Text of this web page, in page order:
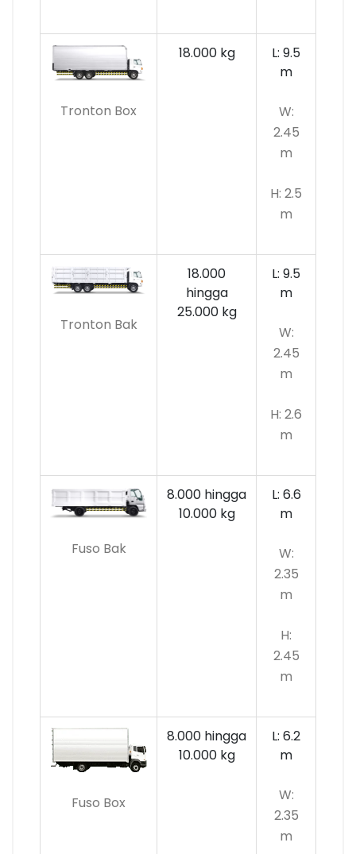
Tronton Box
18.000 kg
L: 9.5
m
W:
2.45
m
H: 2.5
m
Tronton Bak
18.000
hingga
25.000 kg
L: 9.5
m
W:
2.45
m
H: 2.6
m
Fuso Bak
8.000 hingga
10.000kg
L: 6.6
m
W:
2.35
m
H:
2.45
m
Fuso Box
8.000 hingga
10.000 kg
L: 6.2
m
W:
2.35
m